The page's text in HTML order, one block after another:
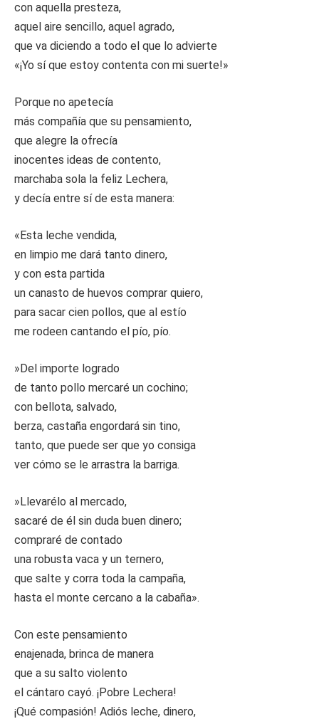
con aquella presteza,
aquel aire sencillo, aquel agrado,
que va diciendo a todo el que lo advierte
«¡Yo sí que estoy contenta con mi suerte!»
Porque no apetecía
más compañía que su pensamiento,
que alegre la ofrecía
inocentes ideas de contento,
marchaba sola la feliz Lechera,
y decía entre sí de esta manera:
«Esta leche vendida,
en limpio me dará tanto dinero,
y con esta partida
un canasto de huevos comprar quiero,
para sacar cien pollos, que al estío
me rodeen cantando el pío, pío.
»Del importe logrado
de tanto pollo mercaré un cochino;
con bellota, salvado,
berza, castaña engordará sin tino,
tanto, que puede ser que yo consiga
ver cómo se le arrastra la barriga.
»Llevarélo al mercado,
sacaré de él sin duda buen dinero;
compraré de contado
una robusta vaca y un ternero,
que salte y corra toda la campaña,
hasta el monte cercano a la cabaña».
Con este pensamiento
enajenada, brinca de manera
que a su salto violento
el cántaro cayó. ¡Pobre Lechera!
¡Qué compasión! Adiós leche, dinero,